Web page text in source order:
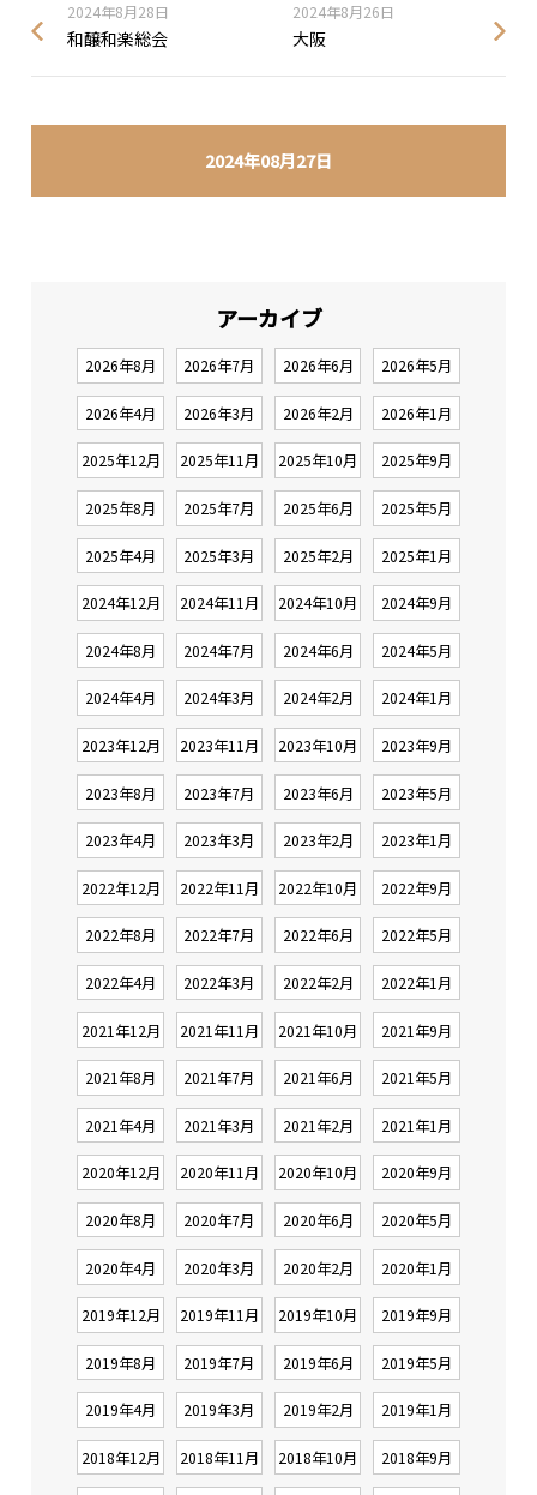
2024年08月27日
2024年8月28日
和醸和楽総会
2024年8月26日
大阪
アーカイブ
2026年8月 2026年7月 2026年6月 2026年5月
2026年4月 2026年3月 2026年2月 2026年1月
2025年12月 2025年11月 2025年10月 2025年9月
2025年8月 2025年7月 2025年6月 2025年5月
2025年4月 2025年3月 2025年2月 2025年1月
2024年12月 2024年11月 2024年10月 2024年9月
2024年8月 2024年7月 2024年6月 2024年5月
2024年4月 2024年3月 2024年2月 2024年1月
2023年12月 2023年11月 2023年10月 2023年9月
2023年8月 2023年7月 2023年6月 2023年5月
2023年4月 2023年3月 2023年2月 2023年1月
2022年12月 2022年11月 2022年10月 2022年9月
2022年8月 2022年7月 2022年6月 2022年5月
2022年4月 2022年3月 2022年2月 2022年1月
2021年12月 2021年11月 2021年10月 2021年9月
2021年8月 2021年7月 2021年6月 2021年5月
2021年4月 2021年3月 2021年2月 2021年1月
2020年12月 2020年11月 2020年10月 2020年9月
2020年8月 2020年7月 2020年6月 2020年5月
2020年4月 2020年3月 2020年2月 2020年1月
2019年12月 2019年11月 2019年10月 2019年9月
2019年8月 2019年7月 2019年6月 2019年5月
2019年4月 2019年3月 2019年2月 2019年1月
2018年12月 2018年11月 2018年10月 2018年9月